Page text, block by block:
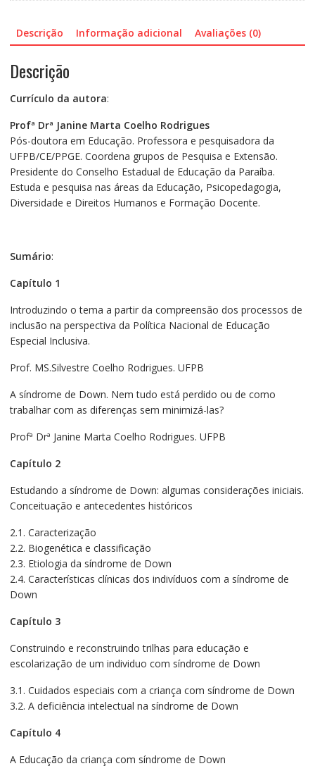
reflexão
pais
professores
Descrição Informação adicional Avaliações (0)
Descrição
Currículo da autora:
Profª Drª Janine Marta Coelho Rodrigues
Pós-doutora em Educação. Professora e pesquisadora da
UFPB/CE/PPGE. Coordena grupos de Pesquisa e Extensão.
Presidente do Conselho Estadual de Educação da Paraíba.
Estuda e pesquisa nas áreas da Educação, Psicopedagogia,
Diversidade e Direitos Humanos e Formação Docente.
Sumário:
Capítulo 1
Introduzindo o tema a partir da compreensão dos processos de
inclusão na perspectiva da Política Nacional de Educação
Especial Inclusiva.
Prof. MS.Silvestre Coelho Rodrigues. UFPB
A síndrome de Down. Nem tudo está perdido ou de como
trabalhar com as diferenças sem minimizá-las?
Profª Drª Janine Marta Coelho Rodrigues. UFPB
Capítulo 2
Estudando a síndrome de Down: algumas considerações iniciais.
Conceituação e antecedentes históricos
2.1. Caracterização
2.2. Biogenética e classificação
2.3. Etiologia da síndrome de Down
2.4. Características clínicas dos indivíduos com a síndrome de
Down
Capítulo 3
Construindo e reconstruindo trilhas para educação e
escolarização de um individuo com síndrome de Down
3.1. Cuidados especiais com a criança com síndrome de Down
3.2. A deficiência intelectual na síndrome de Down
Capítulo 4
A Educação da criança com síndrome de Down